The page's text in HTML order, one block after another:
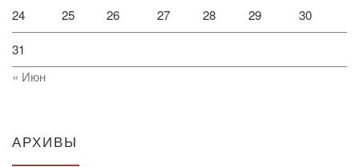
24 25 26 27 28 29 30
31
« Июн
АРХИВЫ